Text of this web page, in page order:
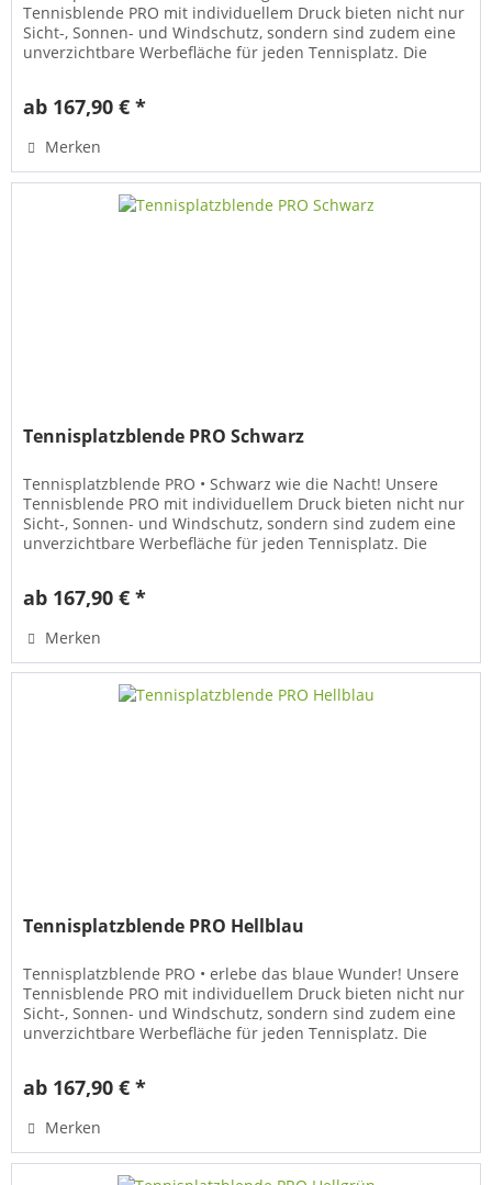
Tennisblende PRO mit individuellem Druck bieten nicht nur
Sicht-, Sonnen- und Windschutz, sondern sind zudem eine
unverzichtbare Werbefläche für jeden Tennisplatz. Die
ab 167,90 € *
Merken
Tennisplatzblende PRO Schwarz
Tennisplatzblende PRO • Schwarz wie die Nacht! Unsere
Tennisblende PRO mit individuellem Druck bieten nicht nur
Sicht-, Sonnen- und Windschutz, sondern sind zudem eine
unverzichtbare Werbefläche für jeden Tennisplatz. Die
ab 167,90 € *
Merken
Tennisplatzblende PRO Hellblau
Tennisplatzblende PRO • erlebe das blaue Wunder! Unsere
Tennisblende PRO mit individuellem Druck bieten nicht nur
Sicht-, Sonnen- und Windschutz, sondern sind zudem eine
unverzichtbare Werbefläche für jeden Tennisplatz. Die
ab 167,90 € *
Merken